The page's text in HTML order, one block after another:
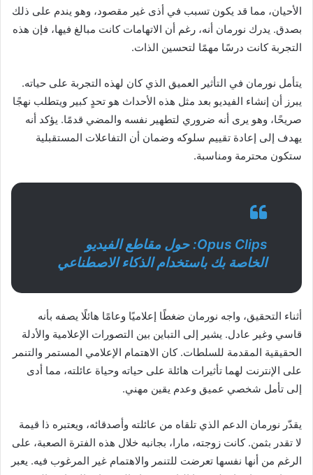
الأحيان، مما قد يكون تسبب في أذى غير مقصود، وهو يندم على ذلك
بصدق. يدرك نورمان أنه، رغم أن الاتهامات كانت مبالغ فيها، فإن هذه
التجربة كانت درسًا مهمًا لتحسين الذات.
يتأمل نورمان في التأثير العميق الذي كان لهذه التجربة على حياته.
يبرز أن إنشاء الفيديو بعد مثل هذه الأحداث هو تحدٍ كبير ويتطلب نهجًا
صريحًا، وهو يرى أنه ضروري لتطهير نفسه والمضي قدمًا. يؤكد أنه
يهدف إلى إعادة تقييم سلوكه وضمان أن التفاعلات المستقبلية
ستكون محترمة ومناسبة.
Opus Clips: حول مقاطع الفيديو
الخاصة بك باستخدام الذكاء الاصطناعي
أثناء التحقيق، واجه نورمان ضغطًا إعلاميًا وعامًا هائلًا يصفه بأنه
قاسي وغير عادل. يشير إلى التباين بين التصورات الإعلامية والأدلة
الحقيقية المقدمة للسلطات. كان الاهتمام الإعلامي المستمر والتنمر
على الإنترنت لهما تأثيرات هائلة على حياته وحياة عائلته، مما أدى
إلى تأمل شخصي عميق وعدم يقين مهني.
يقدّر نورمان الدعم الذي تلقاه من عائلته وأصدقائه، ويعتبره ذا قيمة
لا تقدر بثمن. كانت زوجته، مارا، بجانبه خلال هذه الفترة الصعبة، على
الرغم من أنها نفسها تعرضت للتنمر والاهتمام غير المرغوب فيه. يعبر